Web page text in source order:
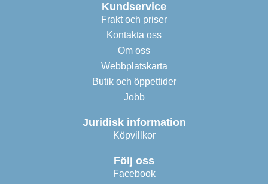
Kundservice
Frakt och priser
Kontakta oss
Om oss
Webbplatskarta
Butik och öppettider
Jobb
Juridisk information
Köpvillkor
Följ oss
Facebook